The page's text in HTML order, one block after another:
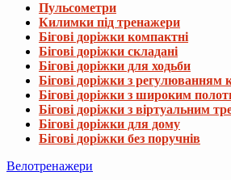
Пульсометри
Килимки під тренажери
Бігові доріжки компактні
Бігові доріжки складані
Бігові доріжки для ходьби
Бігові доріжки з регулюванням
Бігові доріжки з широким
Бігові доріжки з віртуальним
Бігові доріжки для дому
Бігові доріжки без поручнів
Велотренажери